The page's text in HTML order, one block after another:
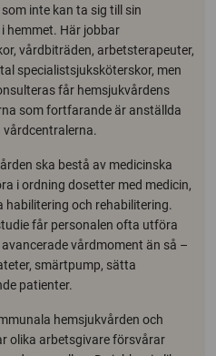
inte kan ta sig till sin
hemmet. Här jobbar
vårdbiträden, arbetsterapeuter,
specialistsjuksköterskor, men
får hemsjukvårdens
som fortfarande är anställda
vårdcentralerna.
ska bestå av medicinska
i ordning dosetter med medicin,
habilitering och rehabilitering.
får personalen ofta utföra
vårdmoment än så –
smärtpump, sätta
patienter.
hemsjukvården och
olika arbetsgivare försvårar